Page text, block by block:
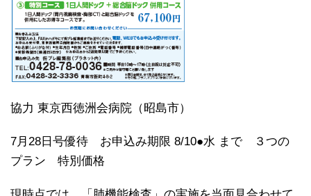
協力 東京西徳洲会病院（昭島市）
7月28日号優待 お申込み期限 8/10●水 まで ３つの
プラン 特別価格